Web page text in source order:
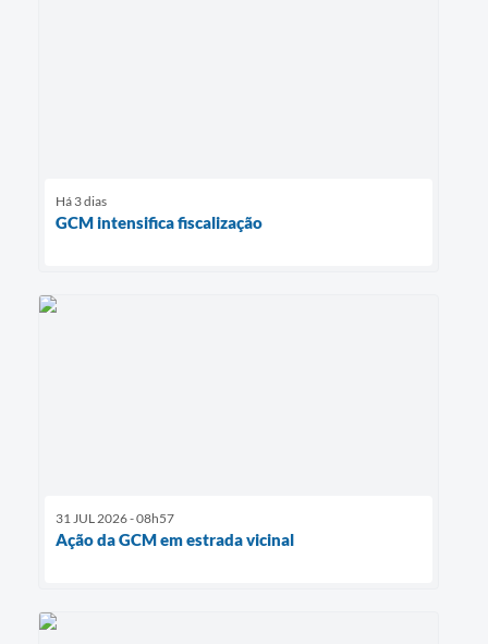
Há 3 dias
GCM intensifica fiscalização
31 JUL 2026 - 08h57
Ação da GCM em estrada vicinal